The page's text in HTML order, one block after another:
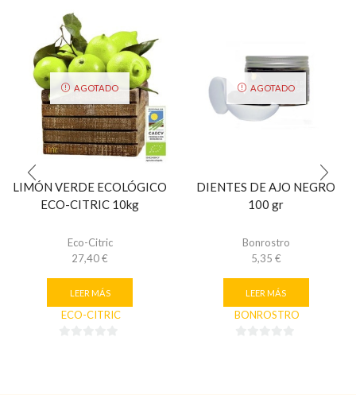
AGOTADO
LIMÓN VERDE ECOLÓGICO
ECO-CITRIC 10kg
Eco-Citric
27,40€
LEER MÁS
ECO-CITRIC
AGOTADO
DIENTES DE AJO NEGRO
100 gr
Bonrostro
5,35 €
LEER MÁS
BONROSTRO